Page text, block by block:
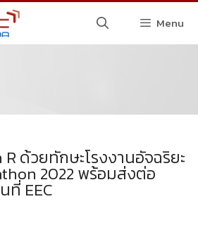
Menu
ด้วยทักษะโรงงานอัจฉริยะ
2022 พร้อมส่งต่อ
ที่ EEC